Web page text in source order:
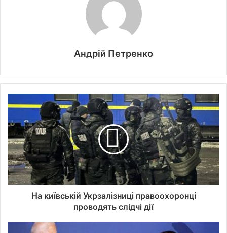
Андрій Петренко
На київській Укрзалізниці правоохоронці
проводять слідчі дії